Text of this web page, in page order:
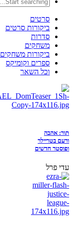
סרטים
ביקורות סרטים
סדרות
משחקים
ביקורות משחקים
ספרים וקומיקס
וכל השאר
תור: אהבה
ורעם בטריילר
ופוסטר חדשים
עדי פרל